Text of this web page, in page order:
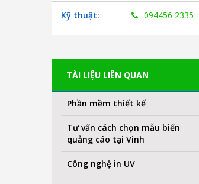
Kỹ thuật: 094456 2335
TÀI LIỆU LIÊN QUAN
Phần mềm thiết kế
Tư vấn cách chọn mẫu biển
quảng cáo tại Vinh
Công nghệ in UV